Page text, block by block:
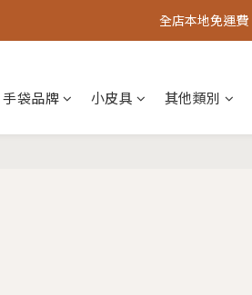
全店本地免運費
手袋品牌 小皮具 其他類別